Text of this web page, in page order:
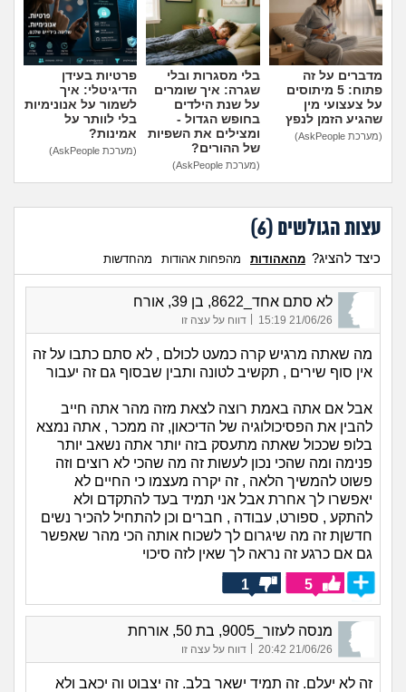
מדברים על זה
פתוח: 5 מיתוסים
על צעצועי מין
שהגיע הזמן לנפץ
(מערכת AskPeople)
בלי מסגרות ובלי
שגרה: איך שומרים
על שנת הילדים
בחופש הגדול -
ומצילים את השפיות
של ההורים?
(מערכת AskPeople)
פרטיות בעידן
הדיגיטלי: איך
לשמור על אנונימיות
בלי לוותר על
אמינות?
(מערכת AskPeople)
עצות הגולשים (6
)
כיצד להציג? מהאהודות מהפחות אהודות מהחדשות
לא סתם אחד_8622, בן 39, אורח
21/06/26 15:19 דווח על עצה זו
מה שאתה מרגיש קרה כמעט לכולם , לא סתם כתבו על זה
אין סוף שירים , תקשיב לטונה ותבין שבסוף גם זה יעבור
אבל אם אתה באמת רוצה לצאת מזה מהר אתה חייב
להבין את הפסיכולוגיה של הדיכאון, זה ממכר , אתה נמצא
בלופ שככול שאתה מתעסק בזה יותר אתה נשאב יותר
פנימה ומה שהכי נכון לעשות זה מה שהכי לא רוצים וזה
פשוט להמשיך הלאה , זה יקרה מעצמו כי החיים לא
יאפשרו לך אחרת אבל אני תמיד בעד להתקדם ולא
להתקע , ספורט, עבודה , חברים וכן להתחיל להכיר נשים
חדשןת זה מה שיגרום לך לשכוח אותה הכי מהר שאפשר
גם אם כרגע זה נראה לך שאין לזה סיכוי
5
1
מנסה לעזור_9005, בת 50, אורחת
21/06/26 20:42
| דווח על עצה זו
זה לא יעלם. זה תמיד ישאר בלב. זה יצבוט וה יכאב ולא